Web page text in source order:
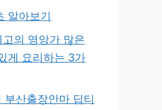
알아보기
의 영앙가 많은
게 요리하는 3가
부산출장안마 딥티